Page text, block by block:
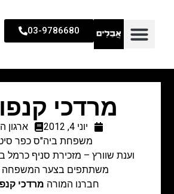
03-9786680
מרדכי
יוני 4, 2012
ארגון
משפחת ביה"ס כפר
וענת שוורץ – מזכירת סניף כרמל
משתתפים בצער המשפחה
חברנו המורה מרדכי